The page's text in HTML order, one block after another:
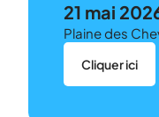
21 mai
Plaine des
Cliquer ici